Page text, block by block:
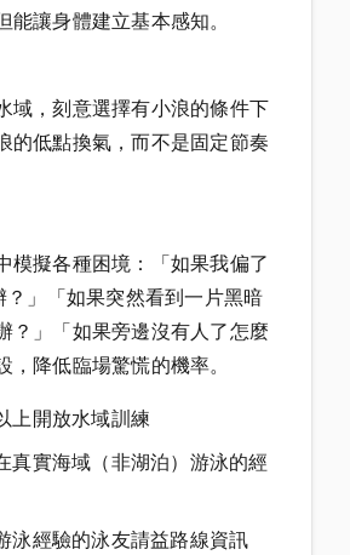
能讓身體建立基本感知。
域，刻意選擇有小浪的條件下
的低點換氣，而不是固定節奏
模擬各種困境：「如果我偏了
？」「如果突然看到一片黑暗
？」「如果旁邊沒有人了怎麼
，降低臨場驚慌的機率。
上開放水域訓練
真實海域（非湖泊）游泳的經
泳經驗的泳友請益路線資訊